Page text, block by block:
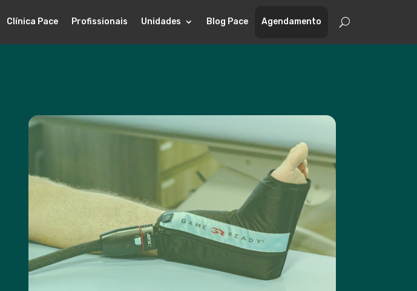
Clínica Pace Profissionais Unidades Blog Pace Agendamento